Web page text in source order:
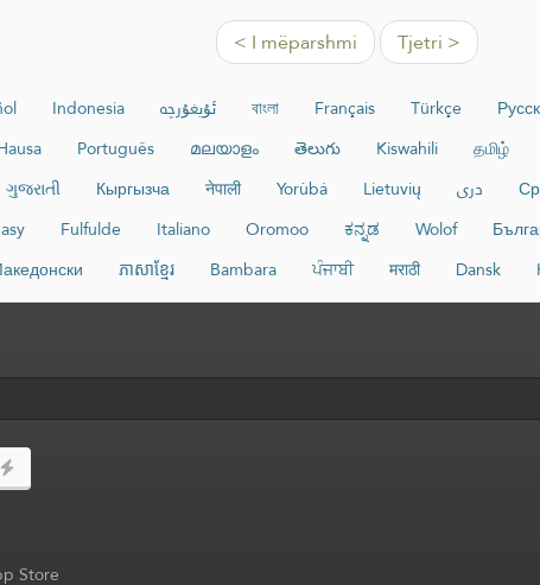
< I mëparshmi Tjetri >
Indonesia ئۇيغۇرچە বাংলা Français Türkçe
Português മലയാളം తెలుగు Kiswahili தமிழ்
ગુજરાતી Кыргызча नेपाली Yorùbá Lietuvių دری
Fulfulde Italiano Oromoo ಕನ್ನಡ Wolof
ភាសាខ្មែរ Bambara ਪੰਜਾਬੀ मराठी Dansk